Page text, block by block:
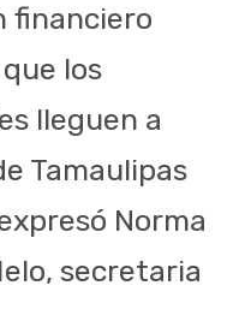
financiero
los
lleguen a
Tamaulipas
Norma
secretaria